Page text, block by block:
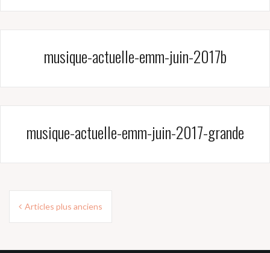
musique-actuelle-emm-juin-2017b
musique-actuelle-emm-juin-2017-grande
Navigation
Articles plus anciens